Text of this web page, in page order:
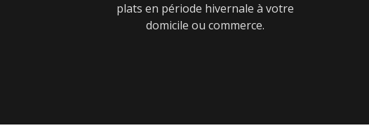
plats en période hivernale à votre
domicile ou commerce.